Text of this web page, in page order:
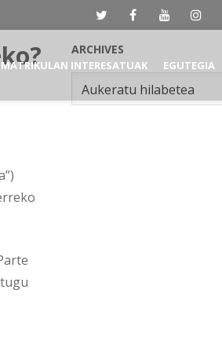
MATRIKULAN INTERESATUAK EGUTEGIA
ARCHIVES
Archives
Aukeratu hilabetea